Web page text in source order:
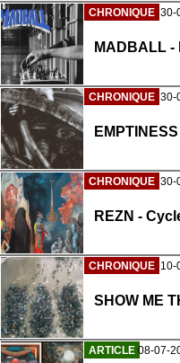
CHRONIQUE 30-
MADBALL
CHRONIQUE 30-
CHRONIQUE 30-
REZN -
CHRONIQUE 10-
SHOW ME
ARTICLE 08-07-